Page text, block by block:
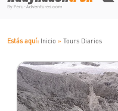
Estás aquí: Inicio » Tours Diarios